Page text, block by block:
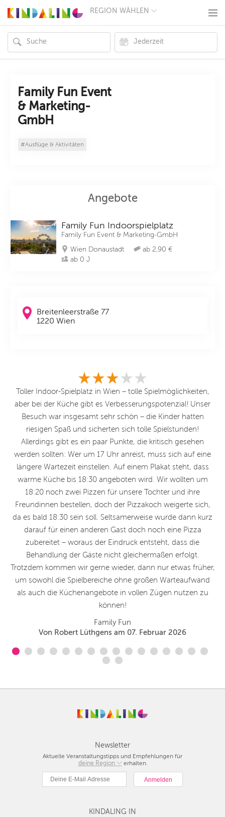
REGION WÄHLEN
MÜNCHEN
HAMBURG
FRANKFURT
KÖLN
ESSEN
HANNOVER
Family Fun Event
& Marketing-
GmbH
#Ausflüge & Aktivitäten
Angebote
Family Fun Indoorspielplatz
Family Fun Event & Marketing-GmbH
Wien Donaustadt
ab 2,90 €
ab 0 J
Breitenleerstraße 77
1220 Wien
Toller Indoor-Spielplatz in Wien – tolle Spielmöglichkeiten,
aber bei der Küche gibt es Verbesserungspotenzial! Unser
Besuch war insgesamt sehr schön – die Kinder hatten
riesigen Spaß und sicherten sich tolle Spielstunden!
Allerdings gibt es ein paar Punkte, die kritisch gesehen
werden sollten: Wer um 17 Uhr anreist, muss sich auf eine
längere Wartezeit einstellen. Auf einem Plakat steht, dass
warme Küche bis 18:30 angeboten wird. Wir wollten um
18:20 noch zwei Pizzen für unsere Tochter und ihre
Freundinnen bestellen, doch der Pizzakoch weigerte sich,
da es bald 18:30 sein soll. Seltsamerweise wurde dann kurz
darauf für einen anderen Gast doch noch eine Pizza
zubereitet – woraus der Eindruck entsteht, dass die
Behandlung der Gäste nicht gleichermaßen erfolgt.
Trotzdem kommen wir gerne wieder, dann nur etwas früher,
um sowohl die Spielbereiche ohne großen Warteaufwand
als auch die Küchenangebote in vollen Zügen nutzen zu
können!
Family Fun
Von Robert Lüthgens am 07. Februar 2026
Newsletter
Aktuelle Veranstaltungstipps und Empfehlungen für
deine Region
Berlin
München
Hamburg
Köln
erhalten.
KINDALING IN